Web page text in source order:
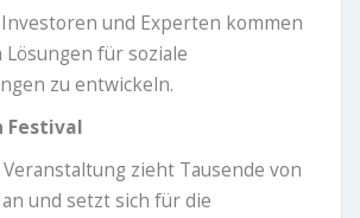
und Experten kommen
Lösungen für soziale
zu entwickeln.
Festival
zieht Tausende von
und setzt sich für die